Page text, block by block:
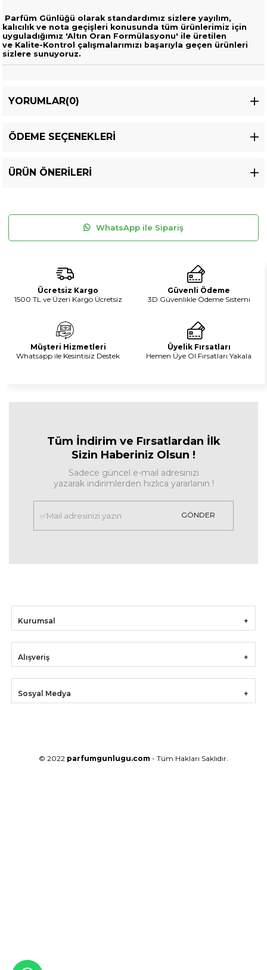
Parfüm Günlüğü olarak standardımız sizlere yayılım,
kalıcılık ve nota geçişleri konusunda tüm ürünlerimiz için
uyguladığımız 'Altın Oran Formülasyonu' ile üretilen
ve Kalite-Kontrol çalışmalarımızı başarıyla geçen ürünleri
sizlere sunuyoruz.
YORUMLAR(0)
ÖDEME SEÇENEKLERI
ÜRÜN ÖNERILERI
WhatsApp ile Sipariş
Ücretsiz Kargo
1500 TL ve Üzeri Kargo Ücretsiz
Güvenli Ödeme
3D Güvenlikle Ödeme Sistemi
Müşteri Hizmetleri
Whatsapp ile Kesintisiz Destek
Üyelik Fırsatları
Hemen Üye Ol Fırsatları Yakala
Tüm İndirim ve Fırsatlardan İlk
Sizin Haberiniz Olsun !
Sadece güncel e-mail adresinizi
yazarak indirimlerden hızlıca yararlanın !
GÖNDER
Kurumsal
Alışveriş
Sosyal Medya
© 2022 parfumgunlugu.com - Tüm Hakları Saklıdır.